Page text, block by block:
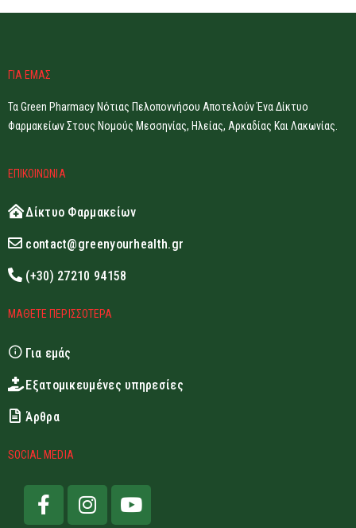
ΓΙΑ ΕΜΑΣ
Τα Green Pharmacy Νότιας Πελοποννήσου Αποτελούν Ένα Δίκτυο
Φαρμακείων Στους Νομούς Μεσσηνίας, Ηλείας, Αρκαδίας Και Λακωνίας.
ΕΠΙΚΟΙΝΩΝΙΑ
Δίκτυο Φαρμακείων
contact@greenyourhealth.gr
(+30) 27210 94158
ΜΑΘΕΤΕ ΠΕΡΙΣΣΟΤΕΡΑ
Για εμάς
Εξατομικευμένες υπηρεσίες
Άρθρα
SOCIAL MEDIA